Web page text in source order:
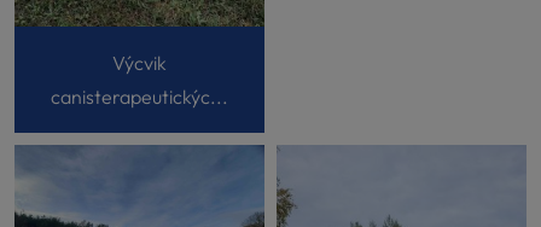
Výcvik
canisterapeutickýc...